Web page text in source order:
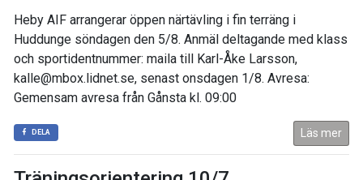
Heby AIF arrangerar öppen närtävling i fin terräng i
Huddunge söndagen den 5/8. Anmäl deltagande med klass
och sportidentnummer: maila till Karl-Åke Larsson,
kalle@mbox.lidnet.se, senast onsdagen 1/8. Avresa:
Gemensam avresa från Gånsta kl. 09:00
DELA Läs mer